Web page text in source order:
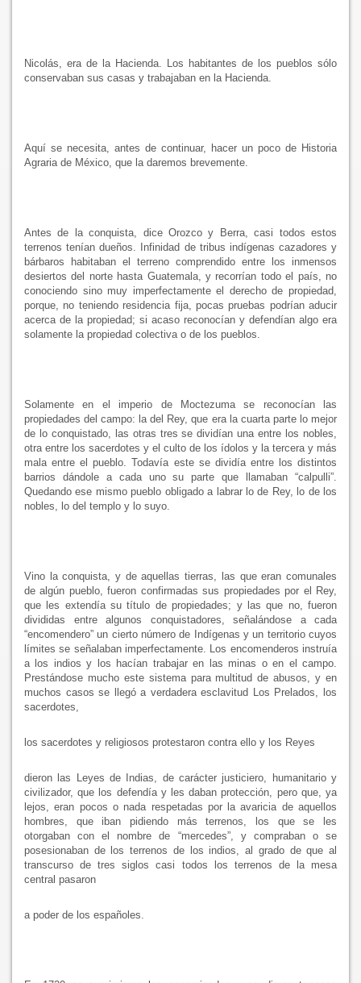
Nicolás, era de la Hacienda. Los habitantes de los pueblos sólo
conservaban sus casas y trabajaban en la Hacienda.
Aquí se necesita, antes de continuar, hacer un poco de Historia
Agraria de México, que la daremos brevemente.
Antes de la conquista, dice Orozco y Berra, casi todos estos
terrenos tenían dueños. Infinidad de tribus indígenas cazadores y
bárbaros habitaban el terreno comprendido entre los inmensos
desiertos del norte hasta Guatemala, y recorrían todo el país, no
conociendo sino muy imperfectamente el derecho de propiedad,
porque, no teniendo residencia fija, pocas pruebas podrían aducir
acerca de la propiedad; si acaso reconocían y defendían algo era
solamente la propiedad colectiva o de los pueblos.
Solamente en el imperio de Moctezuma se reconocían las
propiedades del campo: la del Rey, que era la cuarta parte lo mejor
de lo conquistado, las otras tres se dividían una entre los nobles,
otra entre los sacerdotes y el culto de los ídolos y la tercera y más
mala entre el pueblo. Todavía este se dividía entre los distintos
barrios dándole a cada uno su parte que llamaban “calpulli”.
Quedando ese mismo pueblo obligado a labrar lo de Rey, lo de los
nobles, lo del templo y lo suyo.
Vino la conquista, y de aquellas tierras, las que eran comunales
de algún pueblo, fueron confirmadas sus propiedades por el Rey,
que les extendía su título de propiedades; y las que no, fueron
divididas entre algunos conquistadores, señalándose a cada
“encomendero” un cierto número de Indígenas y un territorio cuyos
límites se señalaban imperfectamente. Los encomenderos instruía
a los indios y los hacían trabajar en las minas o en el campo.
Prestándose mucho este sistema para multitud de abusos, y en
muchos casos se llegó a verdadera esclavitud Los Prelados, los
sacerdotes,
los sacerdotes y religiosos protestaron contra ello y los Reyes
dieron las Leyes de Indias, de carácter justiciero, humanitario y
civilizador, que los defendía y les daban protección, pero que, ya
lejos, eran pocos o nada respetadas por la avaricia de aquellos
hombres, que iban pidiendo más terrenos, los que se les
otorgaban con el nombre de “mercedes”, y compraban o se
posesionaban de los terrenos de los indios, al grado de que al
transcurso de tres siglos casi todos los terrenos de la mesa
central pasaron
a poder de los españoles.